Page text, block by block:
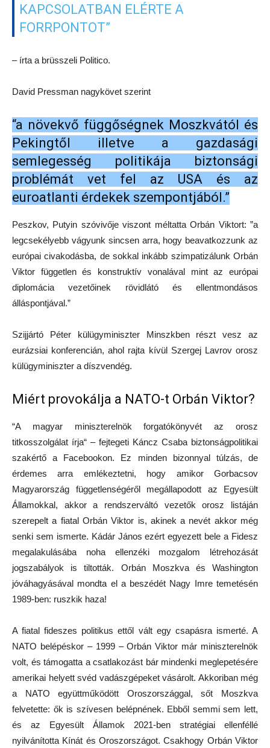
KAPCSOLATBAN ELÉRTE A
FORRPONTOT”
– írta a brüsszeli Politico.
David Pressman nagykövet szerint
“a növekvő függőségnek Moszkvától és
Pekingtől illetve a gazdasági
semlegesség politikája biztonsági
problémát vet fel az USA és az
euroatlanti érdekek szempontjából.”
Peszkov, Putyin szóvivője viszont méltatta Orbán Viktort: ”a
legcsekélyebb vágyunk sincsen arra, hogy beavatkozzunk az
európai civakodásba, de sokkal inkább szimpatizálunk Orbán
Viktor független és konstruktív vonalával mint az európai
diplomácia vezetőinek rövidlátó és ellentmondásos
álláspontjával.”
Szijjártó Péter külügyminiszter Minszkben részt vesz az
eurázsiai konferencián, ahol rajta kívül Szergej Lavrov orosz
külügyminiszter a díszvendég.
Miért provokálja a NATO-t Orbán Viktor?
“A magyar miniszterelnök forgatókönyvét az orosz
titkosszolgálat írja“ – fejtegeti Káncz Csaba biztonságpolitikai
szakértő a Facebookon. Ez minden bizonnyal túlzás, de
érdemes arra emlékeztetni, hogy amikor Gorbacsov
Magyarország függetlenségéről megállapodott az Egyesült
Államokkal, akkor a rendszerváltó vezetők orosz listáján
szerepelt a fiatal Orbán Viktor is, akinek a nevét akkor még
senki sem ismerte. Kádár János ezért egyezett bele a Fidesz
megalakulásába noha ellenzéki mozgalom létrehozását
jogszabályok is tiltották. Orbán Moszkva és Washington
jóváhagyásával mondta el a beszédét Nagy Imre temetésén
1989-ben: ruszkik haza!
A fiatal fideszes politikus ettől vált egy csapásra ismerté. A
NATO belépéskor – 1999 – Orbán Viktor már miniszterelnök
volt, és támogatta a csatlakozást bár mindenki meglepetésére
amerikai helyett svéd vadászgépeket vásárolt. Akkoriban még
a NATO együttműködött Oroszországgal, sőt Moszkva
felvetette: ők is szívesen belépnének. Ebből semmi sem lett,
és az Egyesült Államok 2021-ben stratégiai ellenféllé
nyilvánította Kínát és Oroszországot. Csakhogy Orbán Viktor